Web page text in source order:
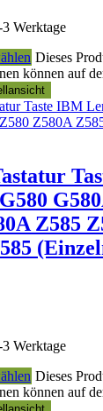
3 Werktage
Dieses
können auf
Z585
3 Werktage
Dieses
können auf